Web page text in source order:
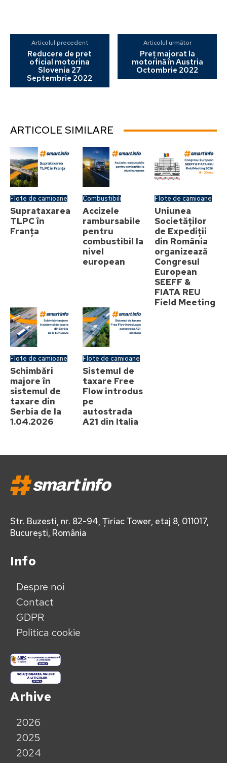
Articolul precedent
Reducere de pret
oficial motorina
Slovenia 27
Septembrie 2022
Articolul următor
Preț majorat la
motorină în Austria
Octombrie 2022
ARTICOLE SIMILARE
Flote de camioane
Suprataxarea
TLPC în
Franța
Combustibili
Accizele
rambursabile
pentru
combustibil la
nivel
european
Flote de camioane
Uniunea
Societăților
de Expediții
din România
organizează
Congresul
European
SEEFF &
FIATA REU
Field Meeting
Flote de camioane
Schimbări
majore în
sistemul de
taxare din
Serbia de la
1.04.2026
Flote de camioane
Sistemul de
taxare Free
Flow introdus
pe
autostrada
A21 din Italia
Str. Buzesti, nr. 82-94, Țiriac Tower, etaj 8, 011017,
București, România
Info
Despre noi
Contact
GDPR
Politica cookie
Arhive
2026
2025
2024